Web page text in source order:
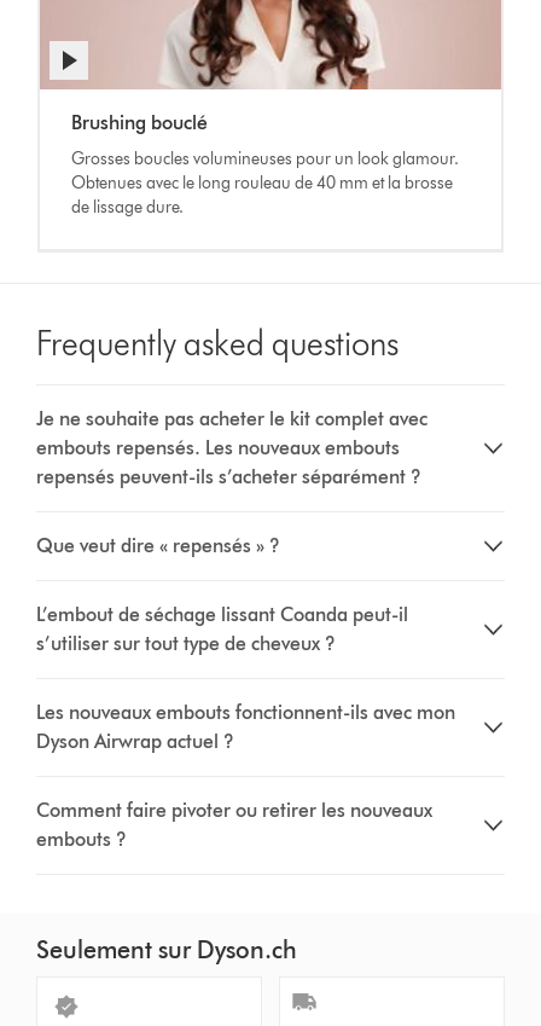
Transcript
Afficher
la
transcription
la
vidéo
Brushing bouclé
Grosses boucles volumineuses pour un look glamour.
Obtenues avec le long rouleau de 40 mm et la brosse
de lissage dure.
Frequently asked questions
Je ne souhaite pas acheter le kit complet avec
embouts repensés. Les nouveaux embouts
repensés peuvent-ils s’acheter séparément ?
Que veut dire « repensés » ?
L’embout de séchage lissant Coanda peut-il
s’utiliser sur tout type de cheveux ?
Les nouveaux embouts fonctionnent-ils avec mon
Dyson Airwrap actuel ?
Comment faire pivoter ou retirer les nouveaux
embouts ?
Seulement sur Dyson.ch